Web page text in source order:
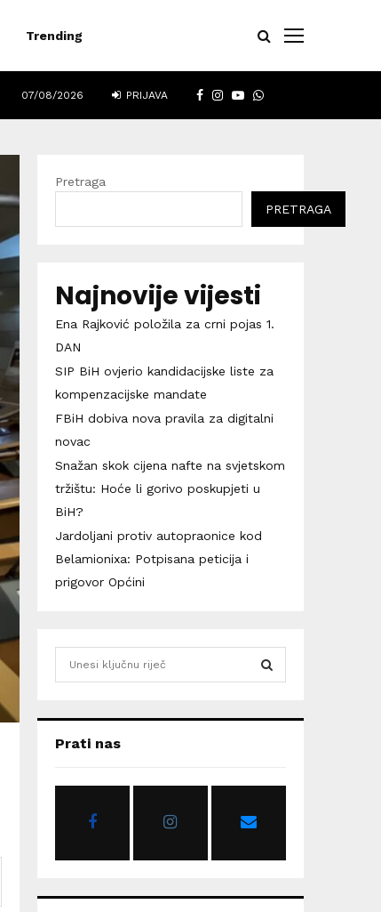
Trending
FACEBOOK
INSTAGRAM
YOUTUBE
WHATSAPP
07/08/2026 PRIJAVA
Pretraga
PRETRAGA
Najnovije vijesti
Ena Rajković položila za crni pojas 1.
DAN
SIP BiH ovjerio kandidacijske liste za
kompenzacijske mandate
FBiH dobiva nova pravila za digitalni
novac
Snažan skok cijena nafte na svjetskom
tržištu: Hoće li gorivo poskupjeti u
BiH?
Jardoljani protiv autopraonice kod
Belamionixa: Potpisana peticija i
prigovor Općini
h
o
Prati nas